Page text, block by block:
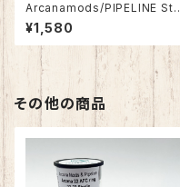
Arcanamods/PIPELINE Ste
el Tank for MUTED RTA
¥1,580
その他の商品